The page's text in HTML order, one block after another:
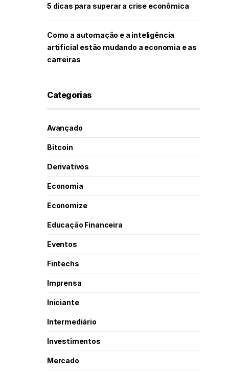
5 dicas para superar a crise econômica
Como a automação e a inteligência
artificial estão mudando a economia e as
carreiras
Categorias
Avançado
Bitcoin
Derivativos
Economia
Economize
Educação Financeira
Eventos
Fintechs
Imprensa
Iniciante
Intermediário
Investimentos
Mercado